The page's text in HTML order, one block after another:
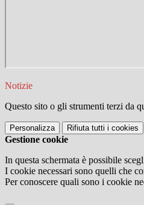
Notizie
Questo sito o gli strumenti terzi da
Personalizza Rifiuta tutti i cookies
Gestione cookie
In questa schermata è possibile
I cookie necessari sono quelli che
Per conoscere quali sono i cookie